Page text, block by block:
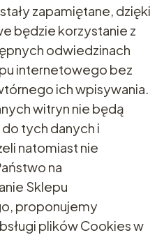
zapamiętane, dzięki
będzie korzystanie z
odwiedzinach
internetowego bez
ich wpisywania.
witryn nie będą
tych danych i
natomiast nie
na
Sklepu
proponujemy
plików Cookies w